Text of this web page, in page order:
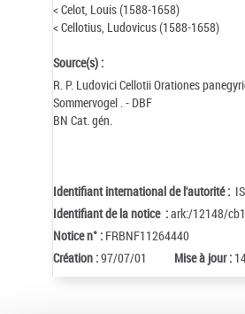
< Celot, Louis (1588-1658)
< Cellotius, Ludovicus (1588-1658)
Source(s) :
R. P. Ludovici Cellotii Orationes
Sommervogel . - DBF
BN Cat. gén.
Identifiant international de l'autorité :
Identifiant de la notice :ark:/12148/
Notice n° : FRBNF11264440
Création :97/07/01 Mise à jour :